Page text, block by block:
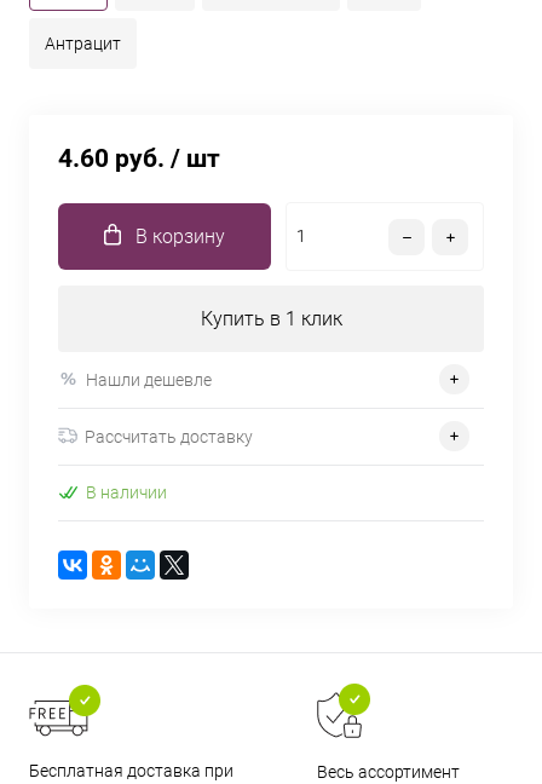
Антрацит
4.60 руб. / шт
В корзину
Купить в 1 клик
Нашли дешевле
Рассчитать доставку
В наличии
Бесплатная доставка при
Весь ассортимент